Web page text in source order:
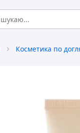
Косметика по